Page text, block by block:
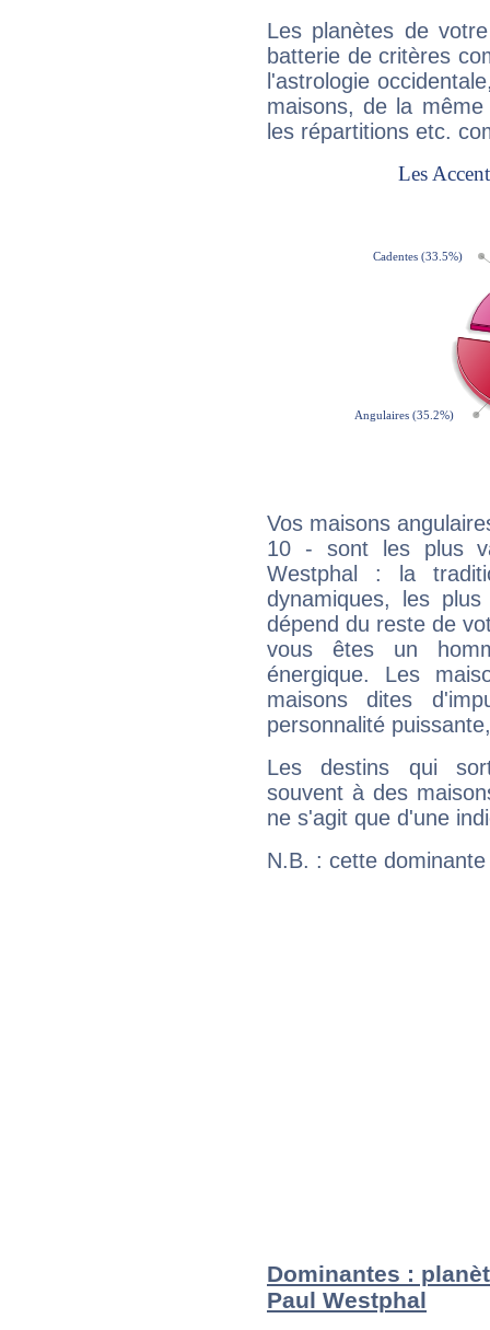
Les planètes de
batterie de critères
l'astrologie
maisons, de la
les répartitions etc.
Vos maisons
10 - sont les plus
Westphal : la
dynamiques, les
dépend du reste de
vous êtes un
énergique. Les
maisons dites
personnalité
Les destins qui
souvent à des
ne s'agit que d'une
N.B. : cette
Dominantes :
Paul Westphal